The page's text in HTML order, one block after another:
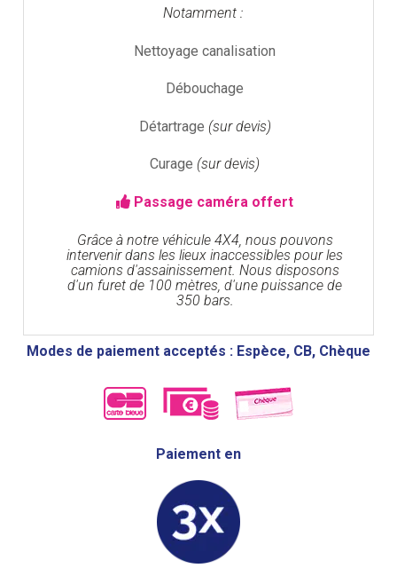
Notamment :
Nettoyage canalisation
Débouchage
Détartrage (sur devis)
Curage (sur devis)
Passage caméra offert
Grâce à notre véhicule 4X4, nous pouvons
intervenir dans les lieux inaccessibles pour les
camions d'assainissement. Nous disposons
d'un furet de 100 mètres, d'une puissance de
350 bars.
Modes de paiement acceptés : Espèce, CB, Chèque
Paiement en